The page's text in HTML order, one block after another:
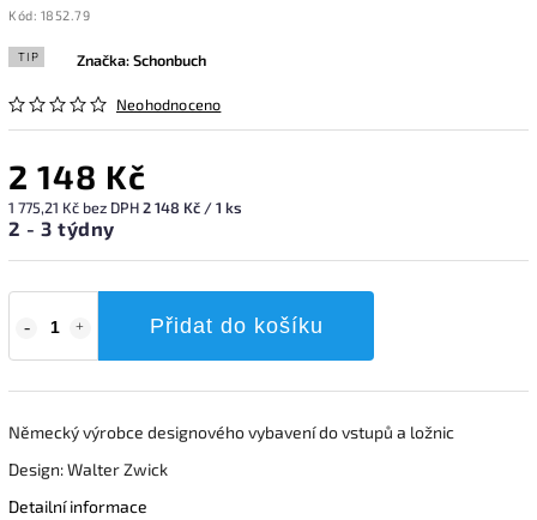
Kód: 1852.79
TIP
Neohodnoceno
Značka:Schonbuch
2 148 Kč
1 775,21 Kč bez DPH2 148 Kč / 1 ks
2 - 3 týdny
Přidat do košíku
Německý výrobce designového vybavení do vstupů a ložnic
Design: Walter Zwick
Detailní informace